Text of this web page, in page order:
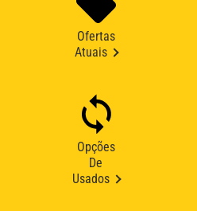
Ofertas
Atuais
Opções
De
Usados